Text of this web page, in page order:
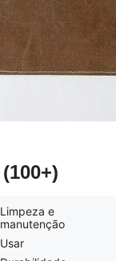
(100+)
Limpeza e
manutenção
Usar